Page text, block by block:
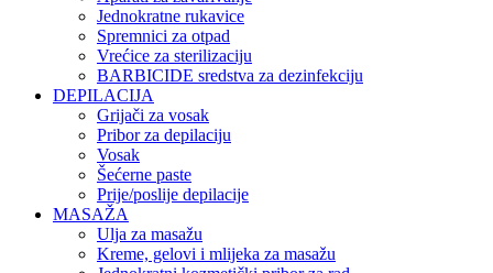
Jednokratne rukavice
Spremnici za otpad
Vrećice za sterilizaciju
BARBICIDE sredstva za dezinfekciju
DEPILACIJA
Grijači za vosak
Pribor za depilaciju
Vosak
Šećerne paste
Prije/poslije depilacije
MASAŽA
Ulja za masažu
Kreme, gelovi i mlijeka za masažu